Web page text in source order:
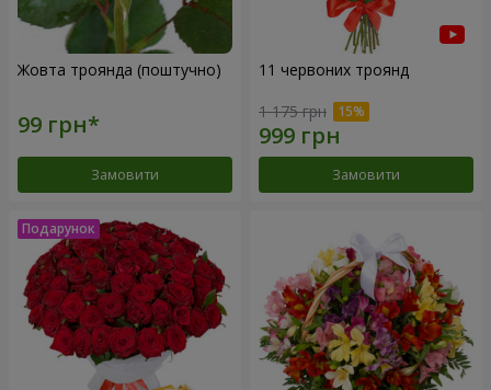
Жовта троянда (поштучно)
Замовити
11 червоних троянд
1 175 грн
Замовити